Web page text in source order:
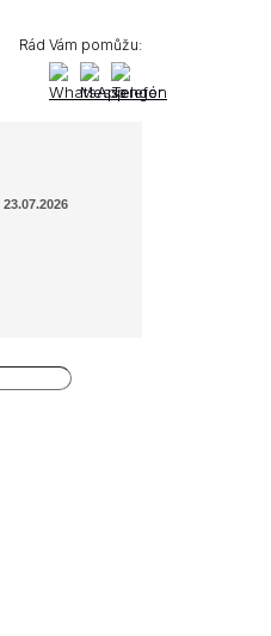
Rád Vám pomůžu:
23.07.2026